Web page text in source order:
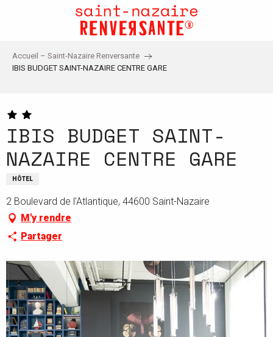
principal
Accueil – Saint-Nazaire Renversante
IBIS BUDGET SAINT-NAZAIRE CENTRE GARE
IBIS BUDGET SAINT-
NAZAIRE CENTRE GARE
HÔTEL
2 Boulevard de l'Atlantique, 44600 Saint-Nazaire
M'y rendre
Partager